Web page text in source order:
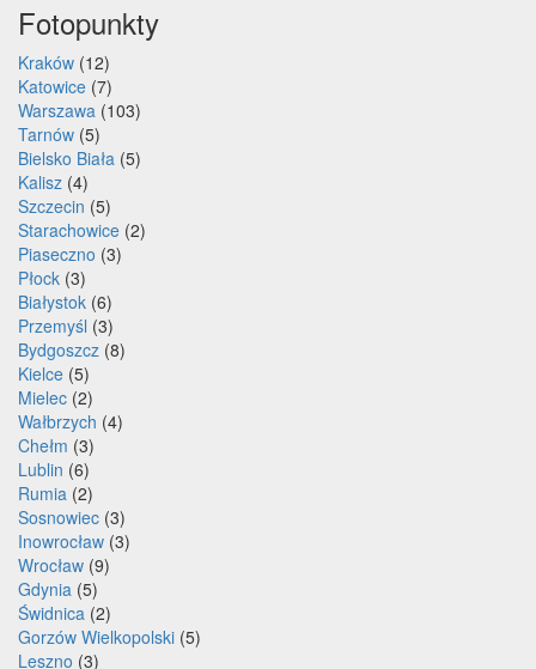
Fotopunkty
Kraków (12)
Katowice (7)
Warszawa (103)
Tarnów (5)
Bielsko Biała (5)
Kalisz (4)
Szczecin (5)
Starachowice (2)
Piaseczno (3)
Płock (3)
Białystok (6)
Przemyśl (3)
Bydgoszcz (8)
Kielce (5)
Mielec (2)
Wałbrzych (4)
Chełm (3)
Lublin (6)
Rumia (2)
Sosnowiec (3)
Inowrocław (3)
Wrocław (9)
Gdynia (5)
Świdnica (2)
Gorzów Wielkopolski (5)
Leszno (3)